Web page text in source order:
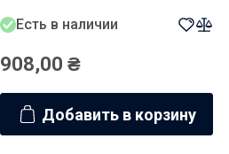
Есть в наличии
908,00 ₴
Добавить в корзину